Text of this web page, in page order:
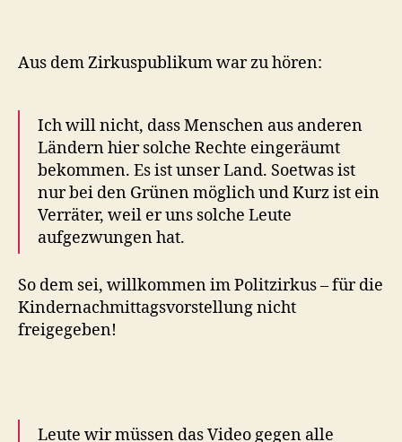
Aus dem Zirkuspublikum war zu hören:
Ich will nicht, dass Menschen aus anderen
Ländern hier solche Rechte eingeräumt
bekommen. Es ist unser Land. Soetwas ist
nur bei den Grünen möglich und Kurz ist ein
Verräter, weil er uns solche Leute
aufgezwungen hat.
So dem sei, willkommen im Politzirkus – für die
Kindernachmittagsvorstellung nicht
freigegeben!
Leute wir müssen das Video gegen alle